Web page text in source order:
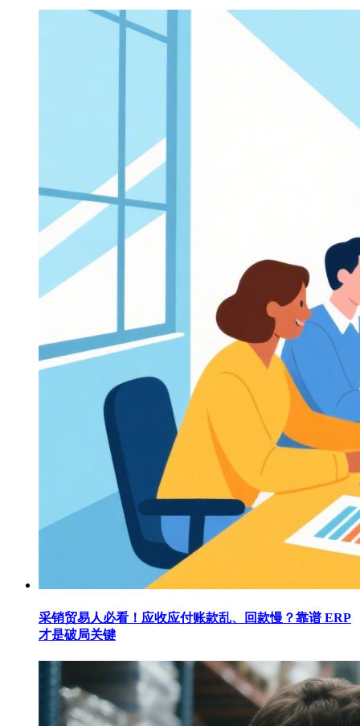
采销贸易人必看！应收应付账款乱、回款慢？靠谱 ERP
才是破局关键